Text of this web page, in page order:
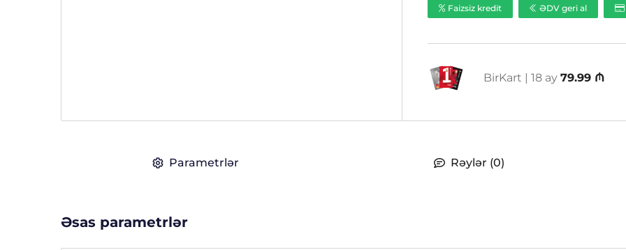
KAMERA
Faizsiz kredit ƏDV geri al
BirKart | 18 ay 79.99 ₼
Parametrlər Rəylər (0)
Əsas parametrlər